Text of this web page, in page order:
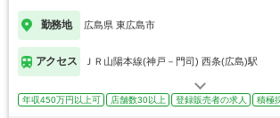
勤務地 広島県 東広島市
アクセス ＪＲ山陽本線(神戸－門司) 西条(広島)駅
年収450万円以上可 店舗数30以上 登録販売者の求人 積極